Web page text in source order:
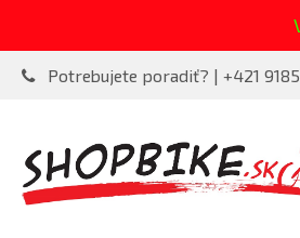
Potrebujete poradiť? | +421